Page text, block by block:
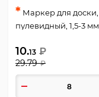
* Маркер для доски,
пулевидный, 1,5-3 мм,
KLERK, 200746-2
10.13 ₽
29.79 ₽